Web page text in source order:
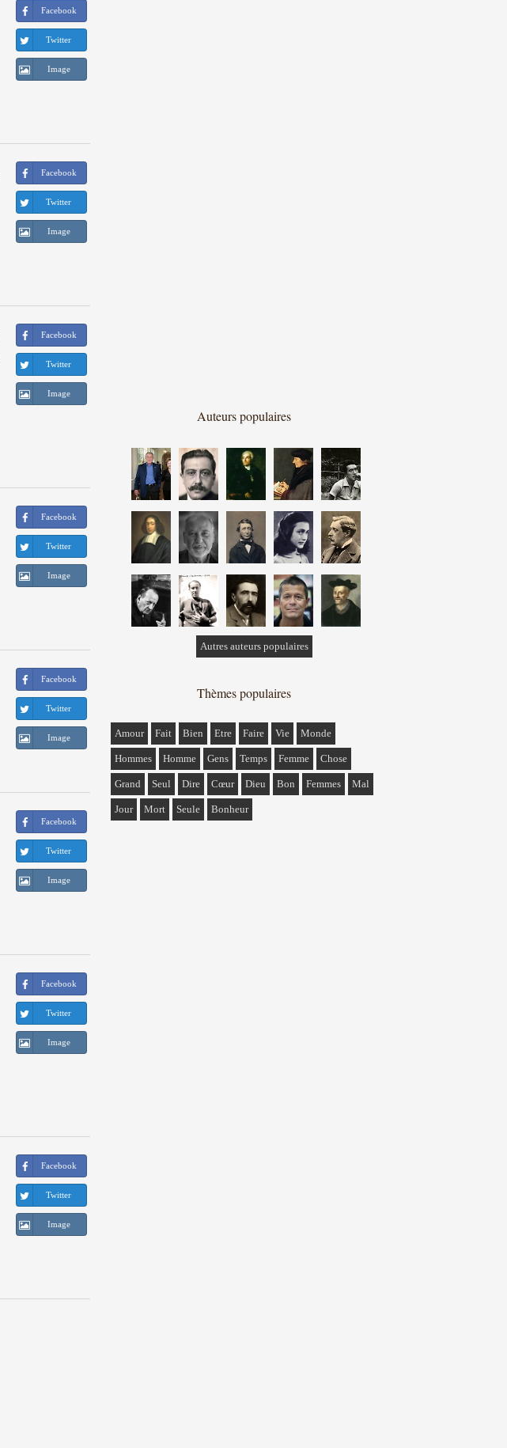
Facebook
Twitter
Image
Facebook
Twitter
Image
Facebook
Twitter
Image
Facebook
Twitter
Image
Facebook
Twitter
Image
Facebook
Twitter
Image
Facebook
Twitter
Image
Facebook
Twitter
Image
Auteurs populaires
Autres auteurs populaires
Thèmes populaires
Amour Fait Bien Etre Faire Vie Monde
Hommes Homme Gens Temps Femme Chose
Grand Seul Dire Cœur Dieu Bon Femmes Mal
Jour Mort Seule Bonheur